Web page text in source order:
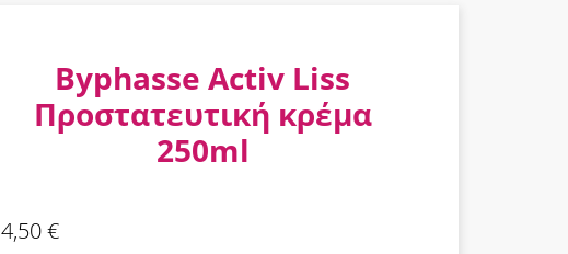
Byphasse Activ Liss
Προστατευτική κρέμα
250ml
4,50€